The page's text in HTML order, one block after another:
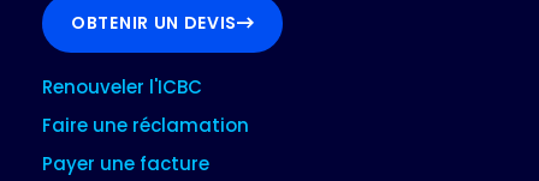
OBTENIR UN DEVIS
Renouveler l'ICBC
Faire une réclamation
Payer une facture